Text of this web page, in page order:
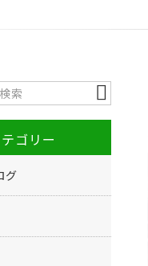
ゴリー
グ